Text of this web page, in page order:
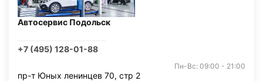
Автосервис Подольск
+7 (495) 128-01-88
Пн-Вс: 09:00 - 21:00
пр-т Юных ленинцев 70, стр 2